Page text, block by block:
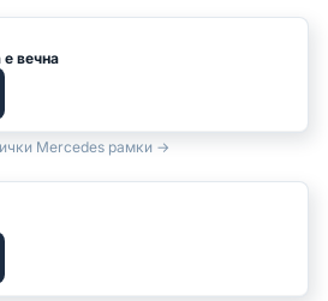
вечна
Mercedes рамки →